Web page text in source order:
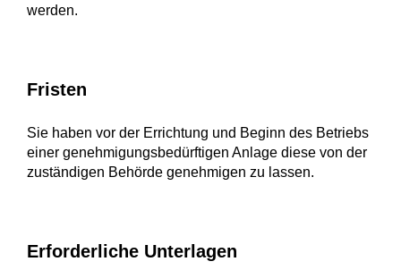
werden.
Fristen
Sie haben vor der Errichtung und Beginn des Betriebs
einer genehmigungsbedürftigen Anlage diese von der
zuständigen Behörde genehmigen zu lassen.
Erforderliche Unterlagen